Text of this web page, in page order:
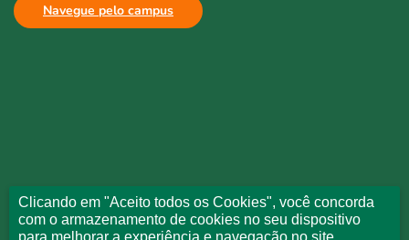
Navegue pelo campus
Clicando em "Aceito todos os Cookies", você concorda
com o armazenamento de cookies no seu dispositivo
para melhorar a experiência e navegação no site.